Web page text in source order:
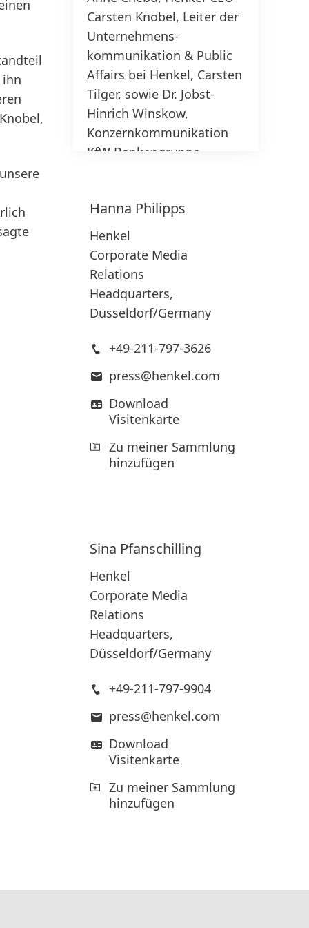
Carsten Knobel, Leiter der
Unter­nehmens­
kommunikation & Public
Affairs bei Henkel, Carsten
Tilger, sowie Dr. Jobst-
Hinrich Winskow,
Konzern­kommunikation
KfW Bankengruppe.
print
web
Zu meiner Sammlung
hinzufügen
1 / 3
Hanna Philipps
Henkel
Corporate Media
Relations
Headquarters,
Düsseldorf/Germany
+49-211-797-3626
press@henkel.com
Download
Visitenkarte
Zu meiner Sammlung
hinzufügen
Sina Pfanschilling
Henkel
Corporate Media
Relations
Headquarters,
Düsseldorf/Germany
+49-211-797-9904
press@henkel.com
Download
Visitenkarte
Zu meiner Sammlung
hinzufügen